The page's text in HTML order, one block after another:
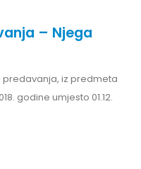
– Njega
predavanja, iz predmeta
godine umjesto 01.12.